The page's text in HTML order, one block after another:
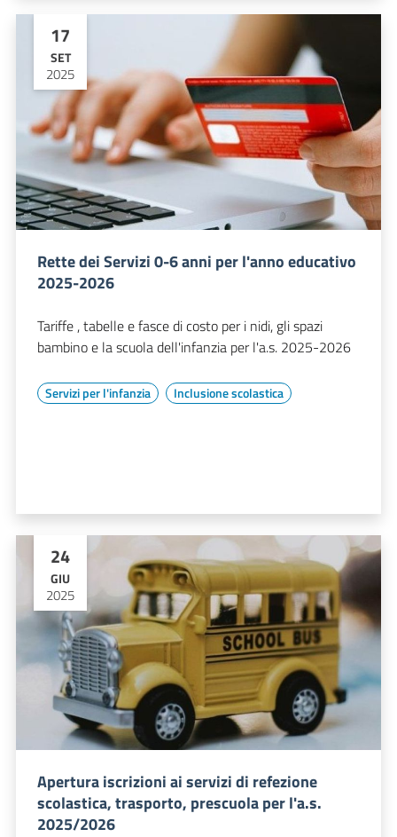
17
SET
2025
Rette dei Servizi 0-6 anni per l'anno educativo
2025-2026
Tariffe , tabelle e fasce di costo per i nidi, gli spazi
bambino e la scuola dell'infanzia per l'a.s. 2025-2026
Servizi per l'infanzia Inclusione scolastica
24
GIU
2025
Apertura iscrizioni ai servizi di refezione
scolastica, trasporto, prescuola per l'a.s.
2025/2026